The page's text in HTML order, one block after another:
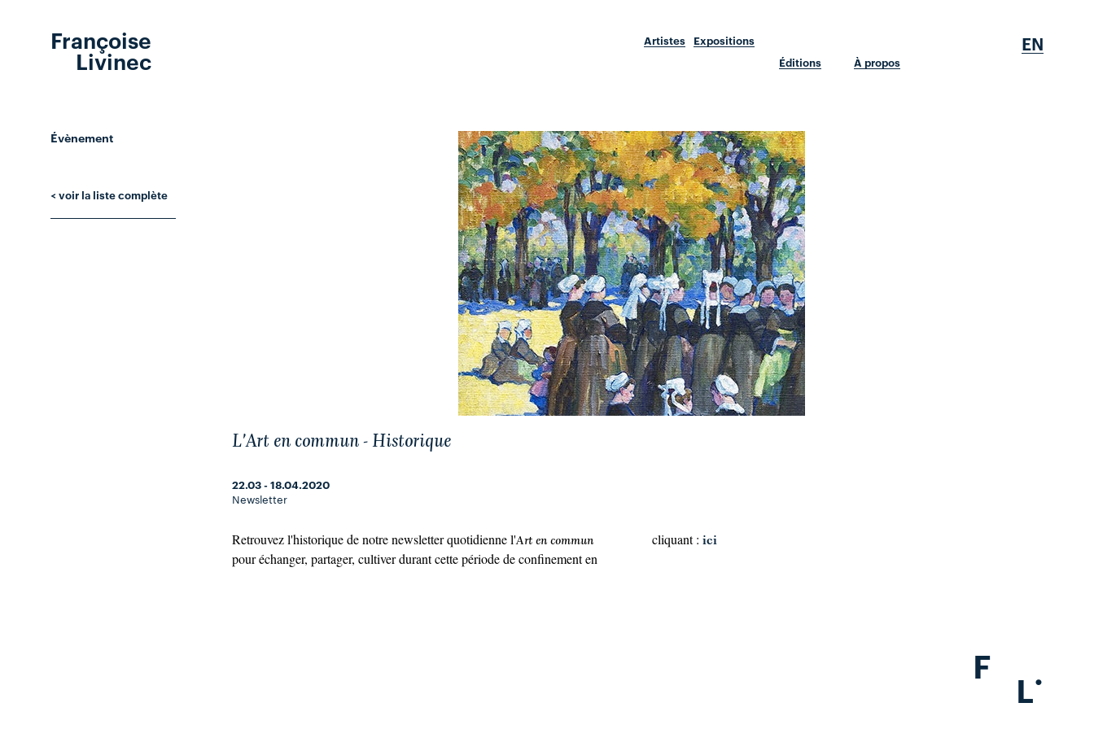
Françoise
Livinec
Artistes
Expositions
Éditions
À propos
EN
Évènement
< voir la liste complète
L'Art en commun - Historique
22.03 - 18.04.2020
Newsletter
Retrouvez l'historique de notre newsletter quotidienne l'Art en commun
pour échanger, partager, cultiver durant cette période de confinement en
cliquant :ici
F
L.